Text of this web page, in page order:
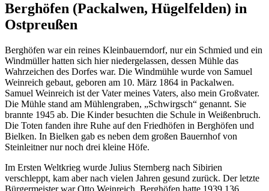
Berghöfen (Packalwen, Hügelfelden) in
Ostpreußen
Berghöfen war ein reines Kleinbauerndorf, nur ein Schmied und ein
Windmüller hatten sich hier niedergelassen, dessen Mühle das
Wahrzeichen des Dorfes war. Die Windmühle wurde von Samuel
Weinreich gebaut, geboren am 10. März 1864 in Packalwen.
Samuel Weinreich ist der Vater meines Vaters, also mein Großvater.
Die Mühle stand am Mühlengraben,
Schwirgsch
genannt. Sie
brannte 1945 ab. Die Kinder besuchten die Schule in Weißenbruch.
Die Toten fanden ihre Ruhe auf den Friedhöfen in Berghöfen und
Bielken. In Bielken gab es neben dem großen Bauernhof von
Steinleitner nur noch drei kleine Höfe.
Im Ersten Weltkrieg wurde Julius Sternberg nach Sibirien
verschleppt, kam aber nach vielen Jahren gesund zurück. Der letzte